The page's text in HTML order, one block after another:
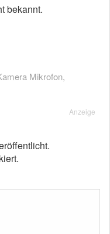
bekannt.
Mikrofon,
Anzeige